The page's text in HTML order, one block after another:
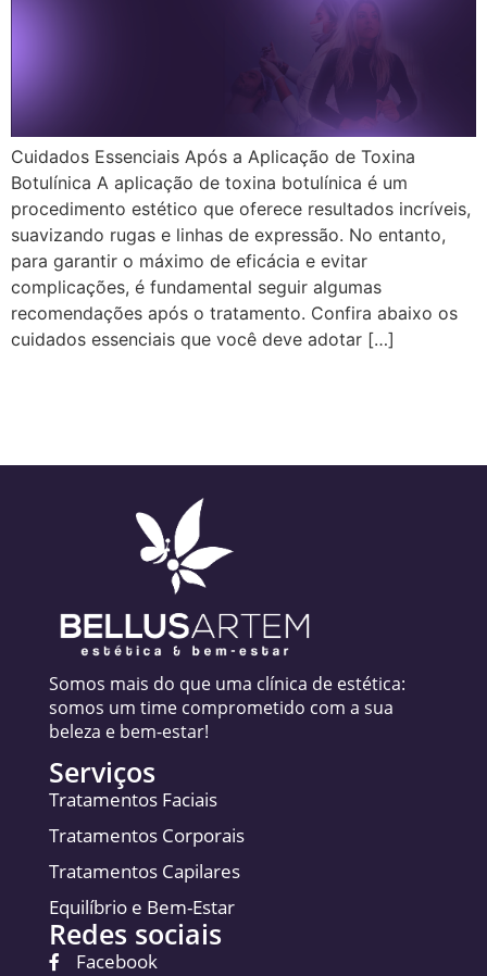
Cuidados Essenciais Após a Aplicação de Toxina
Botulínica A aplicação de toxina botulínica é um
procedimento estético que oferece resultados incríveis,
suavizando rugas e linhas de expressão. No entanto,
para garantir o máximo de eficácia e evitar
complicações, é fundamental seguir algumas
recomendações após o tratamento. Confira abaixo os
cuidados essenciais que você deve adotar […]
Somos mais do que uma clínica de estética:
somos um time comprometido com a sua
beleza e bem-estar!
Serviços
Tratamentos Faciais
Tratamentos Corporais
Tratamentos Capilares
Equilíbrio e Bem-Estar
Redes sociais
Facebook